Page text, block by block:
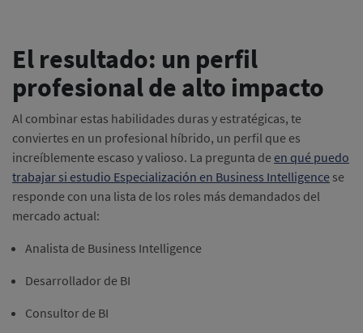
El resultado: un perfil
profesional de alto impacto
Al combinar estas habilidades duras y estratégicas, te
conviertes en un profesional híbrido, un perfil que es
increíblemente escaso y valioso. La pregunta deen qué puedo
trabajar si estudio Especialización en Business Intelligence se
responde con una lista de los roles más demandados del
mercado actual:
Analista de Business Intelligence
Desarrollador de BI
Consultor de BI